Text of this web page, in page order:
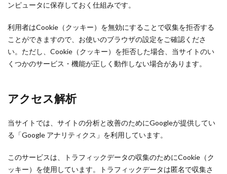
ンピュータに保存しておく仕組みです。
利用者はCookie（クッキー）を無効にすることで収集を拒否する
ことができますので、お使いのブラウザの設定をご確認くださ
い。ただし、Cookie（クッキー）を拒否した場合、当サイトのい
くつかのサービス・機能が正しく動作しない場合があります。
アクセス解析
当サイトでは、サイトの分析と改善のためにGoogleが提供してい
る「Google アナリティクス」を利用しています。
このサービスは、トラフィックデータの収集のためにCookie（ク
ッキー）を使用しています。トラフィックデータは匿名で収集さ